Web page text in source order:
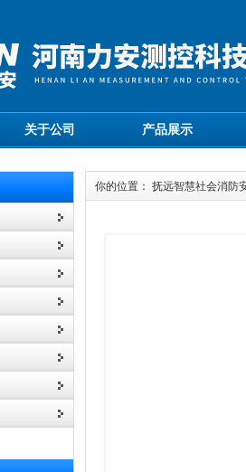
关于公司 产品展示
你的位置： 抚远智慧社会消防